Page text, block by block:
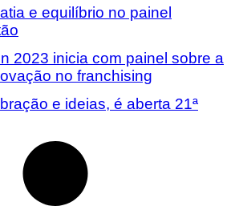
e equilíbrio no painel
2023 inicia com painel sobre a
no franchising
e ideias, é aberta 21ª